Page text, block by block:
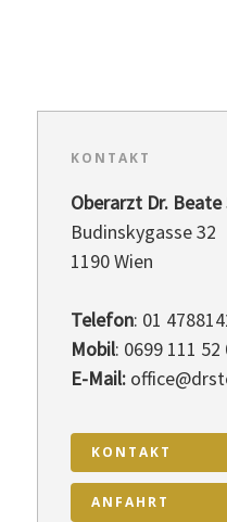
KONTAKT
Oberarzt Dr.
Budinskygasse 32
1190 Wien
Telefon: 01
Mobil: 0699 111 52
E-Mail:
KONTAKT
ANFAHRT